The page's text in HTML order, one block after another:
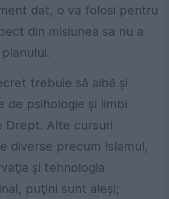
dat, o va folosi pentru
din misiunea sa nu a
trebuie să aibă şi
de psihologie şi limbi
Drept. Alte cursuri
diverse precum Islamul,
şi tehnologia
puţini sunt aleşi;